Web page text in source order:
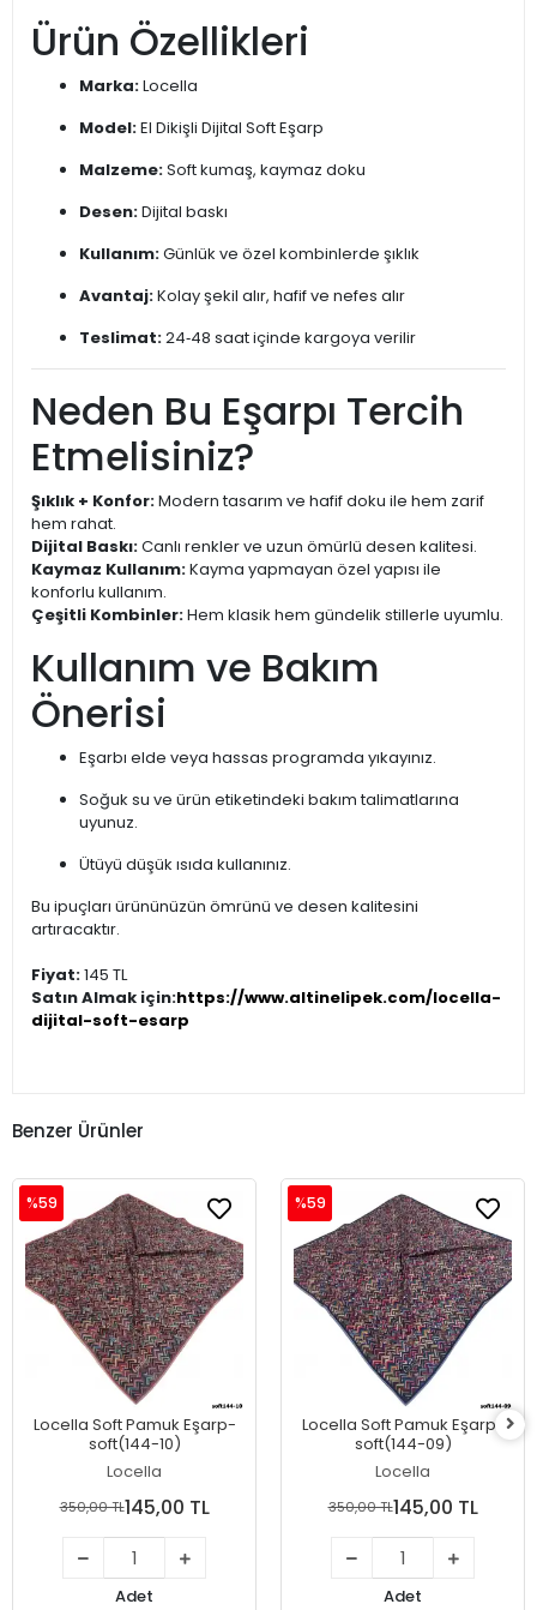
Ürün Özellikleri
Marka:Locella
Model:El Dikişli Dijital Soft Eşarp
Malzeme:Soft kumaş, kaymaz doku
Desen:Dijital baskı
Kullanım:Günlük ve özel kombinlerde şıklık
Avantaj:Kolay şekil alır, hafif ve nefes alır
Teslimat:24‑48 saat içinde kargoya verilir
Neden Bu Eşarpı Tercih
Etmelisiniz?
Şıklık + Konfor:Modern tasarım ve hafif doku ile hem zarif
hem rahat.
Dijital Baskı:Canlı renkler ve uzun ömürlü desen kalitesi.
Kaymaz Kullanım:Kayma yapmayan özel yapısı ile
konforlu kullanım.
Çeşitli Kombinler:Hem klasik hem gündelik stillerle uyumlu.
Kullanım ve Bakım
Önerisi
Eşarbı elde veya hassas programda yıkayınız.
Soğuk su ve ürün etiketindeki bakım talimatlarına
uyunuz.
Ütüyü düşük ısıda kullanınız.
Bu ipuçları ürününüzün ömrünü ve desen kalitesini
artıracaktır.
Fiyat:145 TL
Satın Almak için:https://www.altinelipek.com/locella-
dijital-soft-esarp
Benzer Ürünler
Locella Soft Pamuk Eşarp-
soft(144-10)
Locella
%59
350,00 TL145,00 TL
Adet
Locella Soft Pamuk Eşarp-
soft(144-09)
Locella
%59
350,00 TL145,00 TL
Adet